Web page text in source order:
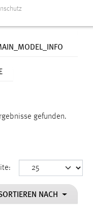
gefunden.
NACH
grundlegende
Funktion der